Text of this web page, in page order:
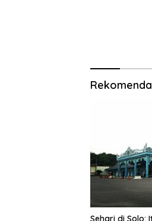
Sehari di Solo: